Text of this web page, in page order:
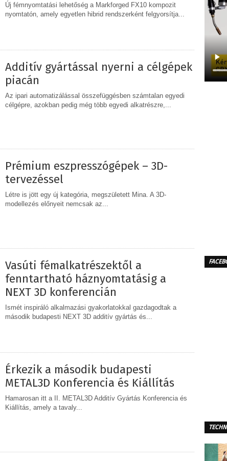
Új fémnyomtatási lehetőség a Markforged FX10 kompozit
nyomtatón, amely egyetlen hibrid rendszerként felgyorsítja...
Additív gyártással nyerni a célgépek
piacán
Az ipari automatizálással összefüggésben számtalan egyedi
célgépre, azokban pedig még több egyedi alkatrészre,...
Prémium eszpresszógépek – 3D-
tervezéssel
Létre is jött egy új kategória, megszületett Mina. A 3D-
modellezés előnyeit nemcsak az...
Vasúti fémalkatrészektől a
fenntartható háznyomtatásig a
NEXT 3D konferencián
Ismét inspiráló alkalmazási gyakorlatokkal gazdagodtak a
második budapesti NEXT 3D additív gyártás és...
Érkezik a második budapesti
METAL3D Konferencia és Kiállítás
Hamarosan itt a II. METAL3D Additív Gyártás Konferencia és
Kiállítás, amely a tavaly...